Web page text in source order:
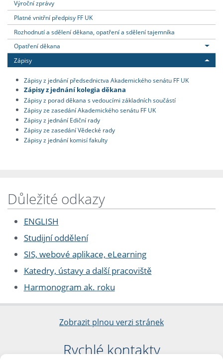
Výroční zprávy
Platné vnitřní předpisy FF UK
Rozhodnutí a sdělení děkana, opatření a sdělení tajemníka
Opatření děkana
Zápisy
Zápisy z jednání předsednictva Akademického senátu FF UK
Zápisy z jednání kolegia děkana
Zápisy z porad děkana s vedoucími základních součástí
Zápisy ze zasedání Akademického senátu FF UK
Zápisy z jednání Ediční rady
Zápisy ze zasedání Vědecké rady
Zápisy z jednání komisí fakulty
Důležité odkazy
ENGLISH
Studijní oddělení
SIS, webové aplikace, eLearning
Katedry, ústavy a další pracoviště
Harmonogram ak. roku
Zobrazit plnou verzi stránek
Rychlé kontakty